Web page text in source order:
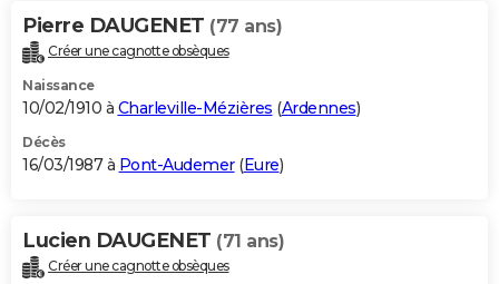
Pierre DAUGENET (77 ans)
Créer une cagnotte obsèques
Naissance
10/02/1910 à Charleville-Mézières (Ardennes)
Décès
16/03/1987 à Pont-Audemer(Eure)
Lucien DAUGENET (71 ans)
Créer une cagnotte obsèques